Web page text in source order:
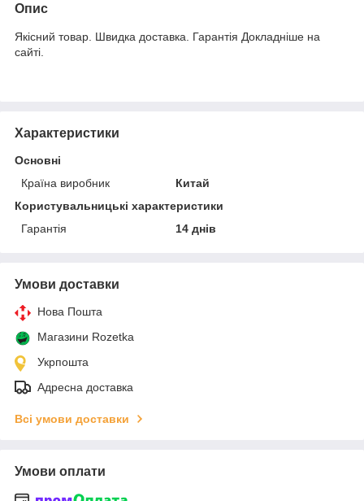
Опис
Якісний товар. Швидка доставка. Гарантія Докладніше на
сайті.
Характеристики
Основні
Країна виробник
Китай
Користувальницькі характеристики
Гарантія
14 днів
Умови доставки
Нова Пошта
Магазини Rozetka
Укрпошта
Адресна доставка
Всі умови доставки
Умови оплати